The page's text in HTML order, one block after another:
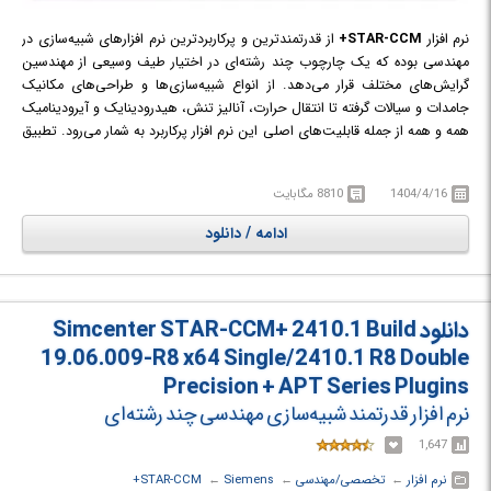
نرم افزار STAR-CCM+
از قدرتمندترین و پرکاربردترین نرم افزارهای شبیه‌سازی در
مهندسی بوده که یک چارچوب چند رشته‌ای در اختیار طیف وسیعی از مهندسین
گرایش‌های مختلف قرار می‌دهد. از انواع شبیه‌سازی‌ها و طراحی‌های مکانیک
جامدات و سیالات گرفته تا انتقال حرارت، آنالیز تنش، هیدرودینایک و آیرودینامیک
همه و همه از جمله قابلیت‌های اصلی این نرم افزار پرکاربرد به شمار می‌رود. تطبیق
پروسه صرفه‌جویی کنند.
این نرم افزار در گذشته توسط شرکت CDAdapco تولید و پشتیبانی می‌شد، با
خرید این شرکت توسط Siemens اکنون این نرم افزار مشهور توسط شرکت
1404/4/16 8810 مگابایت
ادامه / دانلود
دانلود Simcenter STAR-CCM+ 2410.1 Build
19.06.009-R8 x64 Single/2410.1 R8 Double
Precision + APT Series Plugins
نرم افزار قدرتمند شبیه‌سازی مهندسی چند رشته‌ای
1,647
نرم افزار ← ‏تخصصی/مهندسی ← ‏
Siemens
← ‏
STAR-CCM+